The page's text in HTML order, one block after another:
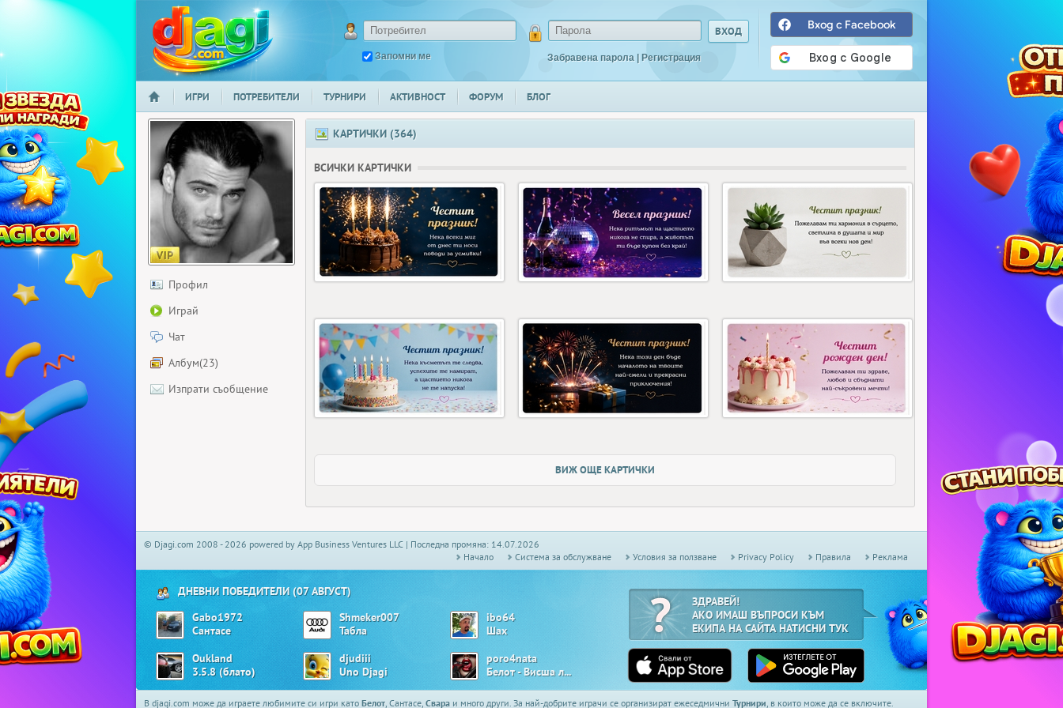
djagi.com
Запомни ме Забравена парола | Регистрация
Вход с Facebook
НАЧАЛО
ИГРИ ПОТРЕБИТЕЛИ ТУРНИРИ АКТИВНОСТ ФОРУМ БЛОГ
Профил
Играй
Чат
Албум(23)
Изпрати съобщение
КАРТИЧКИ (364)
ВСИЧКИ КАРТИЧКИ
ВИЖ ОЩЕ КАРТИЧКИ
© Djagi.com 2008 - 2026 powered by App Business Ventures LLC | Последна промяна: 14.07.2026
Начало
Системa за обслужване Условия за ползване Privacy Policy Правила Реклама
ДНЕВНИ ПОБЕДИТЕЛИ (07 АВГУСТ)
Gabo1972
Сантасе
Shmeker007
Табла
ibo64
Шах
Oukland
3.5.8 (блато)
djudiii
Uno Djagi
poro4nata
Белот - Висша лига
ЗДРАВЕЙ!
АКО ИМАШ ВЪПРОСИ КЪМ
ЕКИПА НА САЙТА НАТИСНИ ТУК
В djagi.com може да играете любимите си игри като Белот, Сантасе, Свара и много други. За най-добрите играчи се организират ежеседмични Турнири, в които може да се включите.